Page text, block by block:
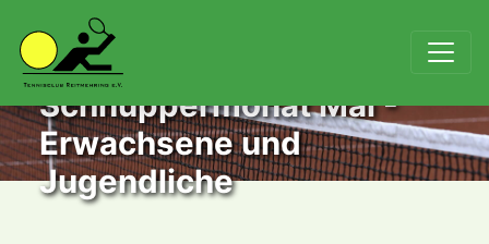
Schnuppermonat Mai -
Erwachsene und
Jugendliche